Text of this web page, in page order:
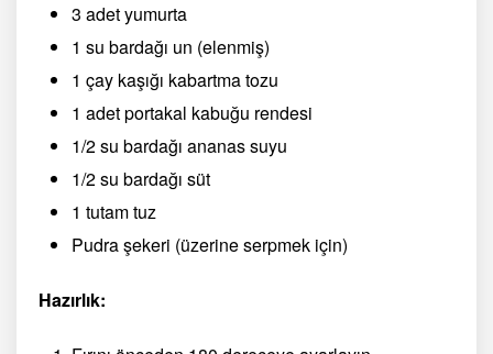
3 adet yumurta
1 su bardağı un (elenmiş)
1 çay kaşığı kabartma tozu
1 adet portakal kabuğu rendesi
1/2 su bardağı ananas suyu
1/2 su bardağı süt
1 tutam tuz
Pudra şekeri (üzerine serpmek için)
Hazırlık: